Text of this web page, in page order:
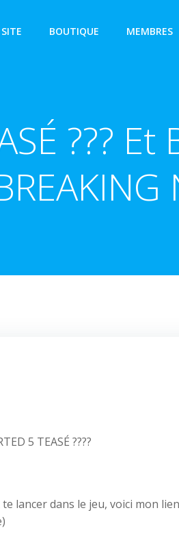
BOUTIQUE MEMBRES
??? Et
5 TEASÉ ????
lancer dans le jeu, voici mon